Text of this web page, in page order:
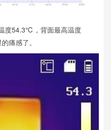
度54.3℃，背面最高温度
痛感了。